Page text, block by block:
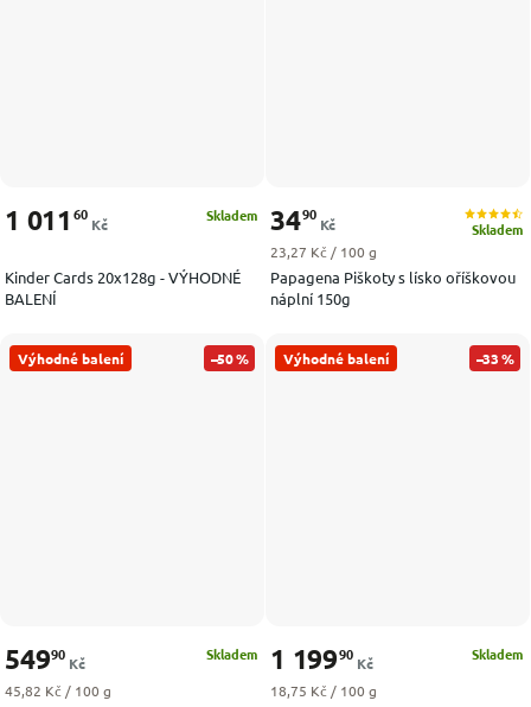
Kinder Cards 20x128g - VÝHODNÉ
BALENÍ
Skladem
1 011 60
Kč
Papagena Piškoty s lísko oříškovou
náplní 150g
Skladem
3490
Kč
Měrná cena:
23,27 Kč / 100 g
Výhodné balení –50 %
Skladem
54990
Kč
Měrná cena:
45,82 Kč / 100 g
Výhodné balení –33 %
Skladem
1 19990
Kč
Měrná cena:
18,75 Kč / 100 g